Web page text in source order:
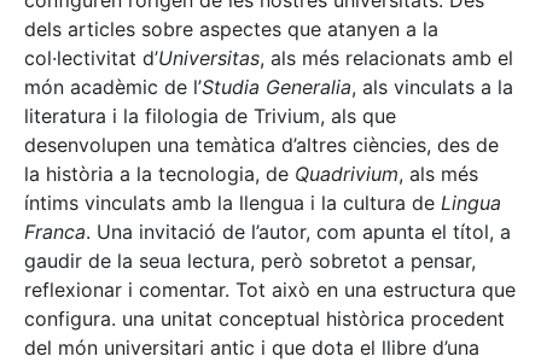
dels articles sobre aspectes que atanyen a la
col·lectivitat d’Universitas, als més relacionats amb el
món acadèmic de l’Studia Generalia, als vinculats a la
literatura i la filologia de Trivium, als que
desenvolupen una temàtica d’altres ciències, des de
la història a la tecnologia, de Quadrivium, als més
íntims vinculats amb la llengua i la cultura de Lingua
Franca. Una invitació de l’autor, com apunta el títol, a
gaudir de la seua lectura, però sobretot a pensar,
reflexionar i comentar. Tot això en una estructura que
configura. una unitat conceptual històrica procedent
del món universitari antic i que dota el llibre d’una